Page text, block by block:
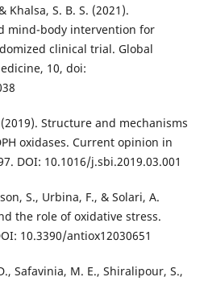
Khalsa, S. B. S. (2021).
mind-body intervention for
clinical trial. Global
10, doi:
Structure and mechanisms
oxidases. Current opinion in
DOI: 10.1016/j.sbi.2019.03.001
S., Urbina, F., & Solari, A.
the role of oxidative stress.
10.3390/antiox12030651
Safavinia, M. E., Shiralipour, S.,